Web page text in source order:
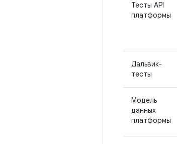
Тесты API
платформы
Дальвик-
тесты
Модель
данных
платформы